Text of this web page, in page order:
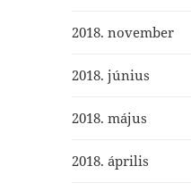
2018. november
2018. június
2018. május
2018. április